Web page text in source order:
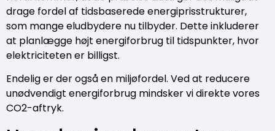
drage fordel af tidsbaserede energiprisstrukturer,
som mange eludbydere nu tilbyder. Dette inkluderer
at planlægge højt energiforbrug til tidspunkter, hvor
elektriciteten er billigst.
Endelig er der også en miljøfordel. Ved at reducere
unødvendigt energiforbrug mindsker vi direkte vores
CO2-aftryk.